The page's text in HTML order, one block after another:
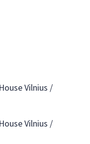
Vilnius /
Vilnius /